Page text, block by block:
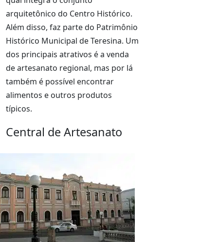
arquitetônico do Centro Histórico.
Além disso, faz parte do Patrimônio
Histórico Municipal de Teresina. Um
dos principais atrativos é a venda
de artesanato regional, mas por lá
também é possível encontrar
alimentos e outros produtos
típicos.
Central de Artesanato